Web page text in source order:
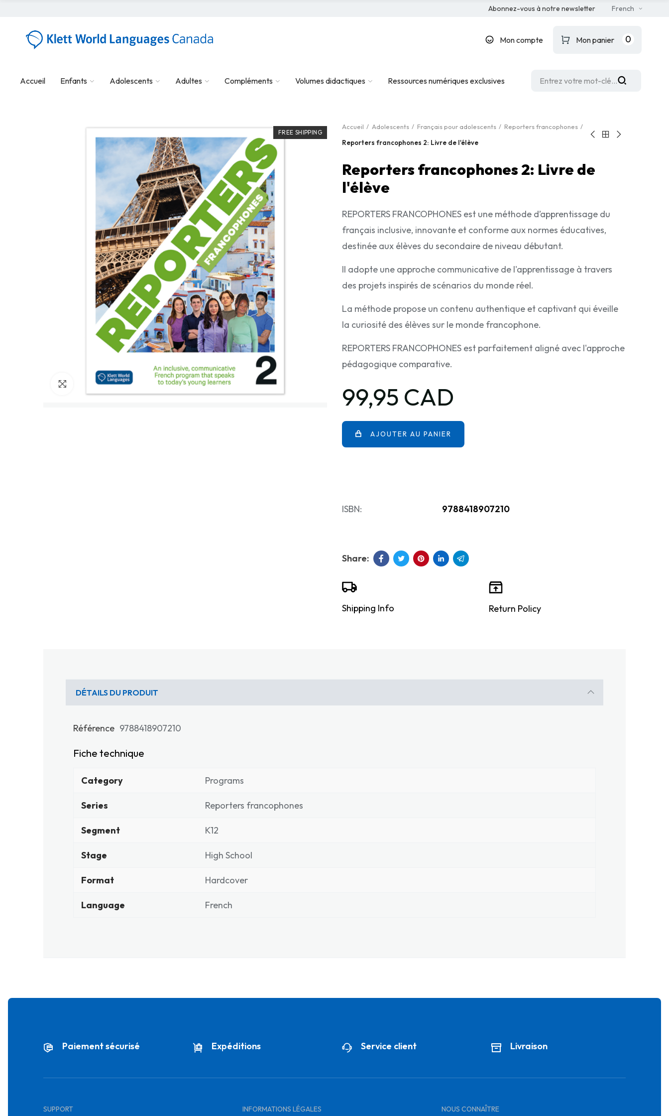
Abonnez-vous à notre newsletter French
Mon compte Mon panier 0
Accueil Enfants Adolescents Adultes Compléments Volumes didactiques Ressources numériques exclusives
FREE SHIPPING
Cliquez pour agrandir
Accueil Adolescents Français pour adolescents
Reporters francophones
Reporters francophones 2: Livre de l'élève
Reporters francophones 2: Livre de
l'élève
REPORTERS FRANCOPHONES est une méthode d’apprentissage du
français inclusive, innovante et conforme aux normes éducatives,
destinée aux élèves du secondaire de niveau débutant.
Il adopte une approche communicative de l'apprentissage à travers
des projets inspirés de scénarios du monde réel.
La méthode propose un contenu authentique et captivant qui éveille
la curiosité des élèves sur le monde francophone.
REPORTERS FRANCOPHONES est parfaitement aligné avec l'approche
pédagogique comparative.
99,95 CAD
AJOUTER AU PANIER
ISBN: 9788418907210
Shipping Info Return Policy
DÉTAILS DU PRODUIT
Référence 9788418907210
Fiche technique
Category Programs
Series Reporters francophones
Segment K12
Stage High School
Format Hardcover
Language French
Paiement sécurisé Expéditions Service client Livraison
SUPPORT INFORMATIONS LÉGALES NOUS CONNAÎTRE